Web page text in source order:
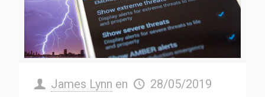
James Lynn en 28/05/2019